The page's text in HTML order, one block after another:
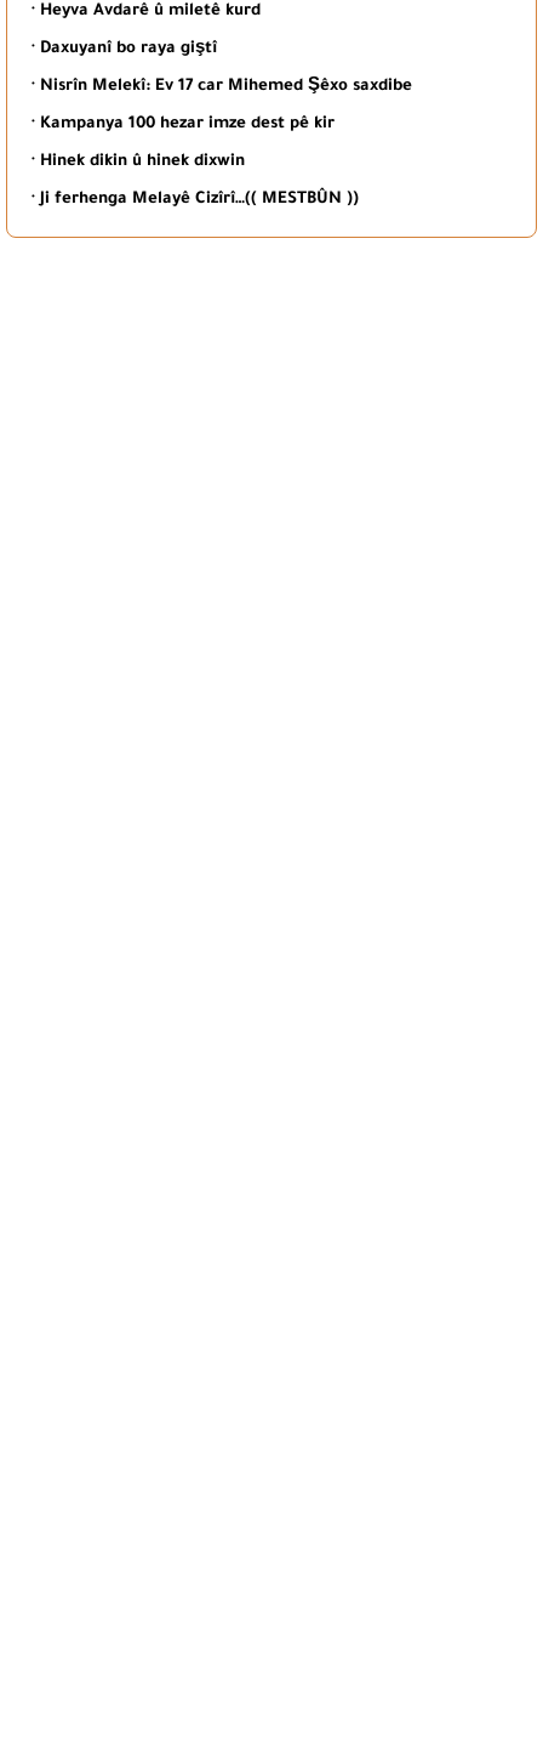
· Heyva Avdarê û miletê kurd
· Daxuyanî bo raya giştî
· Nisrîn Melekî: Ev 17 car Mihemed Şêxo saxdibe
· Kampanya 100 hezar imze dest pê kir
· Hinek dikin û hinek dixwin
· Ji ferhenga Melayê Cizîrî…(( MESTBÛN ))